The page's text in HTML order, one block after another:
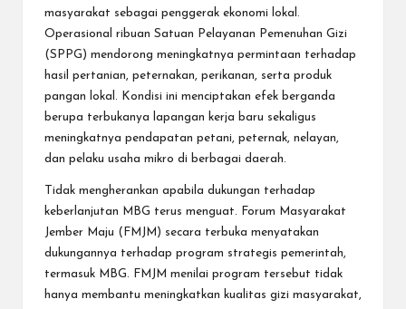
masyarakat sebagai penggerak ekonomi lokal.
Operasional ribuan Satuan Pelayanan Pemenuhan Gizi
(SPPG) mendorong meningkatnya permintaan terhadap
hasil pertanian, peternakan, perikanan, serta produk
pangan lokal. Kondisi ini menciptakan efek berganda
berupa terbukanya lapangan kerja baru sekaligus
meningkatnya pendapatan petani, peternak, nelayan,
dan pelaku usaha mikro di berbagai daerah.
Tidak mengherankan apabila dukungan terhadap
keberlanjutan MBG terus menguat. Forum Masyarakat
Jember Maju (FMJM) secara terbuka menyatakan
dukungannya terhadap program strategis pemerintah,
termasuk MBG. FMJM menilai program tersebut tidak
hanya membantu meningkatkan kualitas gizi masyarakat,